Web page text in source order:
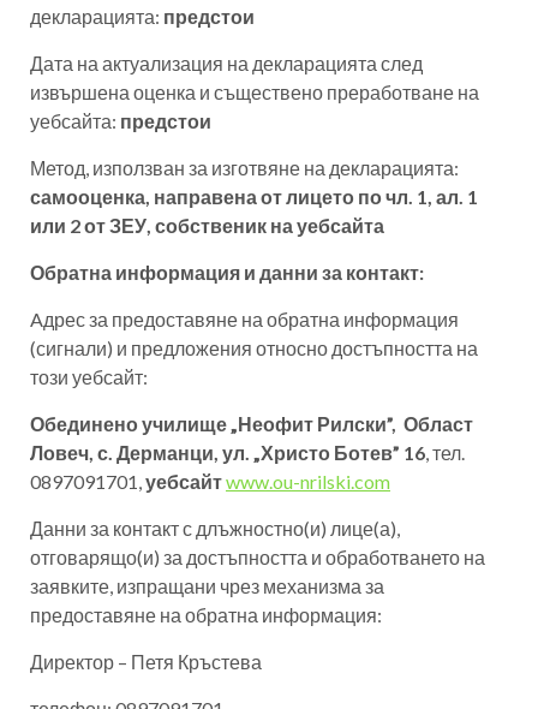
декларацията: предстои
Дата на актуализация на декларацията след
извършена оценка и съществено преработване на
уебсайта: предстои
Метод, използван за изготвяне на декларацията:
самооценка, направена от лицето по чл. 1, ал. 1
или 2 от ЗЕУ, собственик на уебсайта
Обратна информация и данни за контакт:
Aдрес за предоставяне на обратна информация
(сигнали) и предложения относно достъпността на
този уебсайт:
Обединено училище „Неофит Рилски”, Област
Ловеч, с. Дерманци, ул. „Христо Ботев” 16, тел.
0897091701,уебсайтwww.ou-nrilski.com
Данни за контакт с длъжностно(и) лице(а),
отговарящо(и) за достъпността и обработването на
заявките, изпращани чрез механизма за
предоставяне на обратна информация:
Директор – Петя Кръстева